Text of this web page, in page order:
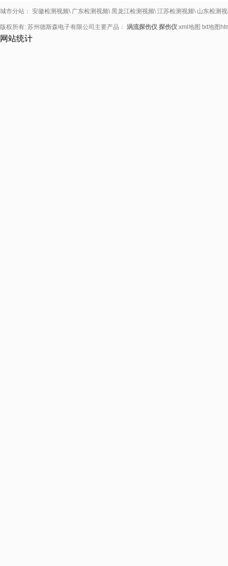
城市分站： 安徽检测视频\ 广东检测视频\黑龙江检测视频\江苏检测视频\ 山东检测
版权所有: 苏州德斯森电子有限公司主要产品： 涡流探伤仪 探伤仪 xml地图 txt地图
网站统计